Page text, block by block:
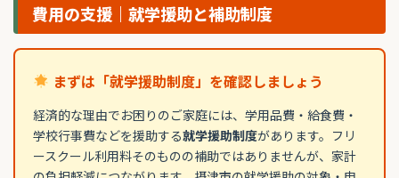
費用の支援｜就学援助と補助制度
まずは「就学援助制度」を確認しましょう
経済的な理由でお困りのご家庭には、学用品費・給食費・
学校行事費などを援助する就学援助制度があります。フリ
ースクール利用料そのものの補助ではありませんが、家計